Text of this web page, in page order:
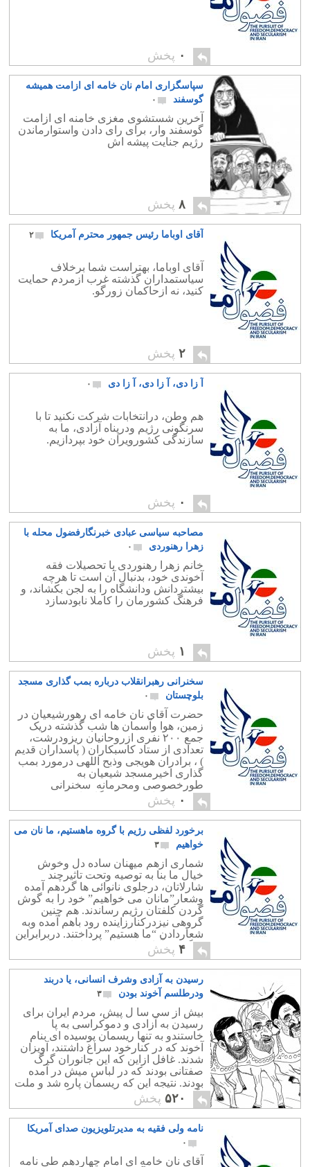
۰ پخش
سپاسگزاری امام نان خامه ای ازامت همیشه
گوسفند
۰
آخرین شستشوی مغزی خامنه ای ازامت
گوسفند وار، برای رای دادن واستوارماندن
رژیم جنایت پیشه اش
۸ پخش
آقای اوباما رئیس جمهور محترم آمریکا ۲
آقای اوباما، بهتراست شما برخلاف
سیاستمداران گذشته غرب ازمردم حمایت
کنید، نه ازحاکمان زورگو.
۲ پخش
آ زا دی، آ زا دی، آ زا دی ۰
هم وطن، درانتخابات شرکت نکنید تا با
سرنگونی رژیم ودرپناه آزادی، ما به
سازندگی کشورویران خود بپردازیم.
۰ پخش
مصاحبه سیاسی عبادی خبرنگارفضول محله با
زهرا رهنوردی
۰
خانم زهرا رهنوردی با تحصیلات فقه
آخوندی خود، بدنبال آن است تا هرچه
بیشتردانش ودانشگاه را به لجن بکشاند، و
فرهنگ کشورمان را کاملا نابودسازد
۱ پخش
سخنرانی رهبرانقلاب درباره بمب گذاری مسجد
بلوچستان
۰
حضرت آقای نان خامه ای رهورشیعیان در
زمین، هوا وآسمان ها شب گذشته دریک
جمع ٢٠٠ نفری ازروحانیان ریزودرشت،
تعدادی از ستاد کاسبکاران ( پاسداران قدیم
) ، برادران هویجی وذبح اللهی درمورد بمب
گذاری اخیرمسجد شیعیان به
طورخصوصی ومحرمانه سخنرانی
فرمودند. اتل متل خبرنگارما توانست
دزدکی ویواشکی ازاین شکرپراکنی
وفضولات امام چهاردهم گزارشی به […]
۰ پخش
برخورد لفظی رژیم با گروه ماهستیم، ما نان می
خواهیم
۳
شماری ازهم میهنان ساده دل وخوش
خیال ما بنا به توصیه وتحت تاثیرچند
شارلاتان، درجلوی نانوائی ها گردهم آمده
وشعار”مانان می خواهیم” خود را به گوش
گردن کلفتان رژیم رساندند. هم چنین
گروهی نیزدرکنارزاینده رود باهم آمده وبه
شعاردادن “ما هستیم” پرداختند. دربرابراین
دوگروه، آقای نان خامه ای امام چهاردهم
ونایب امام کنونی یعنی امام […]
۴ پخش
رسیدن به آزادی وشرف انسانی، یا دربند
ودرطلسم آخوند بودن
۳
بیش از سی سا ل پیش، مردم ایران برای
رسیدن به آزادی و دموکراسی به پا
خاستندو به تنها ریسمان پوسیده ای بنام
آخوند که در کنارخود سراغ داشتند، آویزان
شدند. غافل ازاین که این جانوران گرگ
صفتانی بودند که در لباس میش در آمده
بودند. نتیجه این که ریسمان پاره شد و ملت
نگون بخت ما را به ته چاه سرنگون نمود.
۵۲۰ پخش
نامه ولی فقیه به مدیرتلویزیون صدای آمریکا
۰
آقای نان خامه ای امام چهاردهم طی نامه